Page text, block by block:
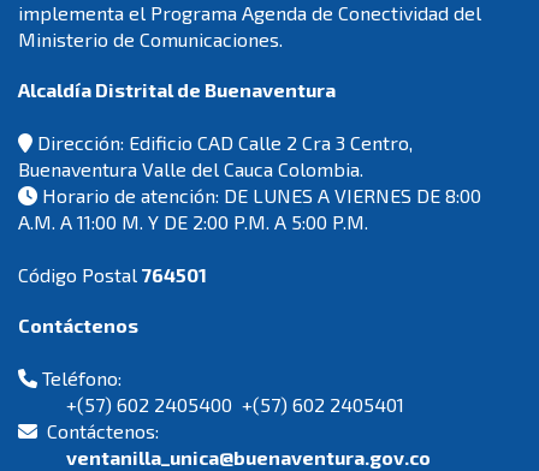
implementa el Programa Agenda de Conectividad del
Ministerio de Comunicaciones.
Alcaldía Distrital de Buenaventura
Dirección: Edificio CAD Calle 2 Cra 3 Centro,
Buenaventura Valle del Cauca Colombia.
Horario de atención: DE LUNES A VIERNES DE 8:00
A.M. A 11:00 M. Y DE 2:00 P.M. A 5:00 P.M.
Código Postal 764501
Contáctenos
Teléfono:
+(57) 602 2405400 +(57) 602 2405401
Contáctenos:
ventanilla_unica@buenaventura.gov.co